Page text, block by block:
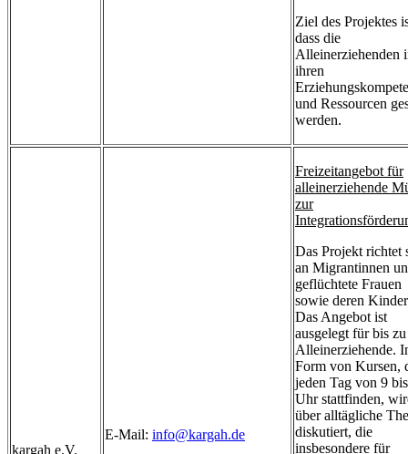
Ziel des Projektes
dass die
Alleinerziehenden
ihren
und Ressourcen
werden.
kargah e.V.
E-Mail: info@kargah.de
Freizeitangebot für
alleinerziehende
zur
Das Projekt richtet
an Migrantinnen
geflüchtete Frauen
sowie deren
Das Angebot ist
ausgelegt für bis
Alleinerziehende.
Form von Kursen,
jeden Tag von 9
Uhr stattfinden,
über alltägliche
diskutiert, die
insbesondere für